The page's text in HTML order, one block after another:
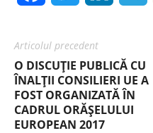
Articolul precedent
O DISCUȚIE PUBLICĂ CU
ÎNALȚII CONSILIERI UE A
FOST ORGANIZATĂ ÎN
CADRUL ORĂȘELULUI
EUROPEAN 2017